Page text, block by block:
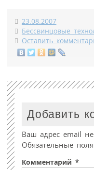
23.08.2007
Бессвинцовые
Оставить
Добавить
Ваш адрес email
Обязательные
Комментарий *